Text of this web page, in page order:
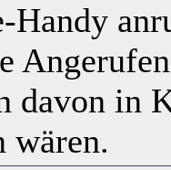
Handy
davon in
wären.